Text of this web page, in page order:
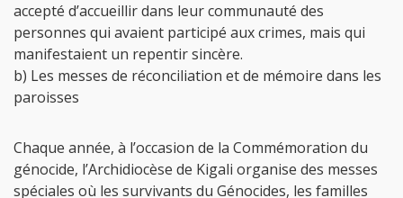
accepté d’accueillir dans leur communauté des
personnes qui avaient participé aux crimes, mais qui
manifestaient un repentir sincère.
b) Les messes de réconciliation et de mémoire dans les
paroisses
Chaque année, à l’occasion de la Commémoration du
génocide, l’Archidiocèse de Kigali organise des messes
spéciales où les survivants du Génocides, les familles